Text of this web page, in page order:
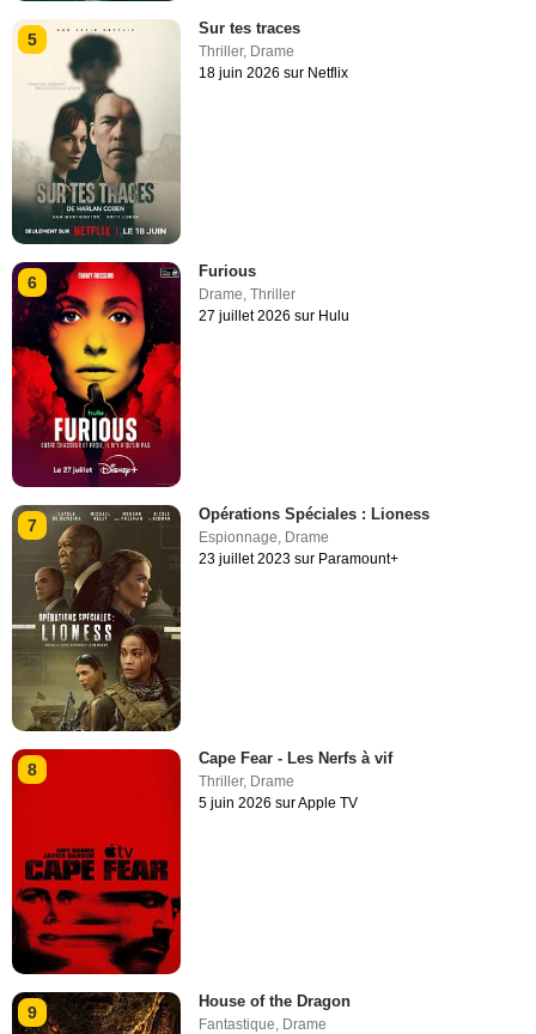
5
Sur tes traces
Thriller, Drame
18 juin 2026 sur Netflix
6
Furious
Drame,Thriller
27 juillet 2026 sur Hulu
7
Opérations Spéciales : Lioness
Espionnage, Drame
23 juillet 2023 sur Paramount+
8
Cape Fear - Les Nerfs à vif
Thriller, Drame
5 juin 2026 sur Apple TV
9
House of the Dragon
Fantastique, Drame